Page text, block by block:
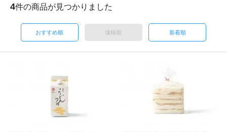
4件の商品が見つかりました
おすすめ順 価格順 新着順